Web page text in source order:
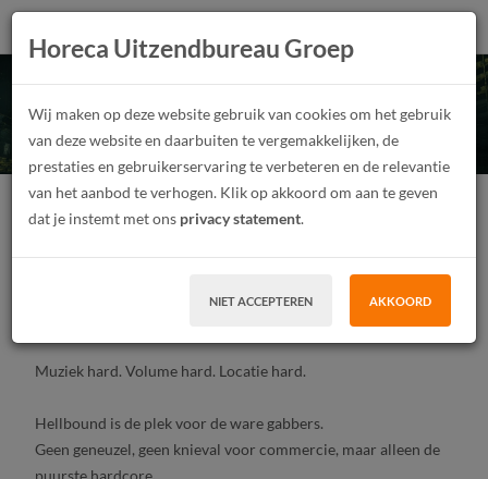
Hellbound: 30 years of
hardcore history
Festivalmedewerker Junior
Parttime
Muziek hard. Volume hard. Locatie hard.
Hellbound is de plek voor de ware gabbers.
Geen geneuzel, geen knieval voor commercie, maar alleen de
puurste hardcore.
Horeca Uitzendbureau Groep
Wij maken op deze website gebruik van cookies om het gebruik
van deze website en daarbuiten te vergemakkelijken, de
prestaties en gebruikerservaring te verbeteren en de relevantie
van het aanbod te verhogen. Klik op akkoord om aan te geven
dat je instemt met ons privacy statement.
NIET ACCEPTEREN AKKOORD